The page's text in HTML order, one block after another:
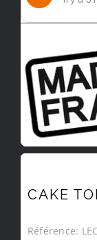
CAKE
Référence: